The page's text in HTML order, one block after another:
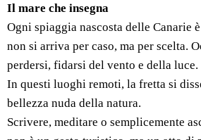
Il mare che insegna
Ogni spiaggia nascosta delle Canarie
non si arriva per caso, ma per scelta.
perdersi, fidarsi del vento e della luce.
In questi luoghi remoti, la fretta si
bellezza nuda della natura.
Scrivere, meditare o semplicemente